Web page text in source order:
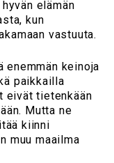
elämän
kun
vastuuta.
enemmän keinoja
paikkailla
eivät tietenkään
Mutta ne
kiinni
muu maailma